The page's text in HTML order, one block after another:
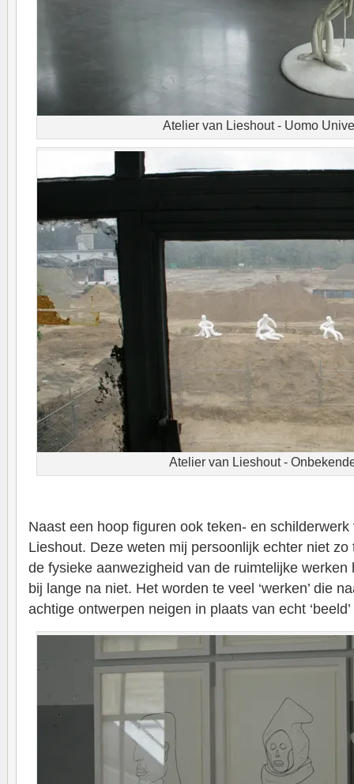
Atelier van Lieshout - Uomo
Atelier van Lieshout -
Naast een hoop figuren ook teken- en
Lieshout. Deze weten mij persoonlijk echter niet
de fysieke aanwezigheid van de ruimtelijke werken
bij lange na niet. Het worden te veel ‘werken’ die
achtige ontwerpen neigen in plaats van echt